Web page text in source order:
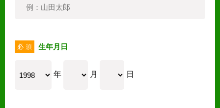
必 須 生年月日
年 月 日